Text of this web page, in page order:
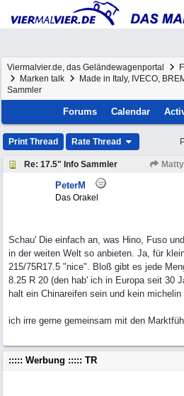
Viermalvier.de, das Geländewagenportal
Marken talk
Made in Italy, IVECO,
Sammler
Forums Calendar
Print Thread Rate Thread
Re: 17.5" Info Sammler Matty
PeterM
Das Orakel
Schau' Die einfach an, was Hino, Fuso
in der weiten Welt so anbieten. Ja, für
215/75R17.5 "nice". Bloß gibt es jede
8.25 R 20 (den hab' ich in Europa seit 30
halt ein Chinareifen sein und kein michelin
ich irre gerne gemeinsam mit den
::::: Werbung ::::: TR